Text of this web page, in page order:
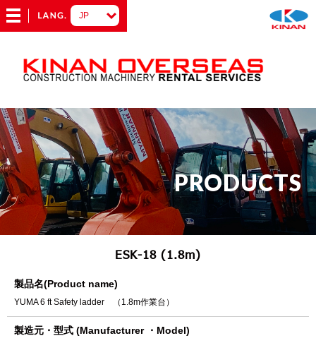
PRODUCTS
ESK-18 (1.8m)
製品名(Product name)
YUMA 6 ft Safety ladder （1.8m作業台）
製造元・型式 (Manufacturer ・Model)